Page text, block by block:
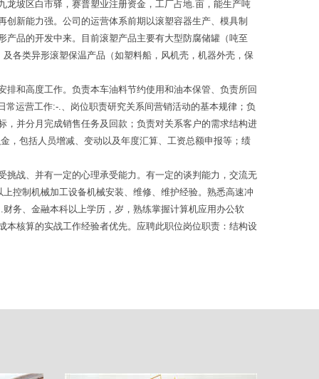
坡区白市驿，赛普塑业注册资金，工厂占地.亩，能生产吨
新能力强。公司的运营体系前期以滚塑容器生产、模具制
品的开发中来。目前滚塑产品主要有大型防腐储罐（吨至
各类异形滚塑保温产品（如塑料船，风机壳，机器外壳，保
和高度工作。负责本车油料节约使用和油本保管、负责所回
运营工作:-.、岗位职责研究关系间营销活动的基本规律；负
并分月完成销售任务及回款；负责对关系客户的需求结构进
，包括人员增减、变动以及年度汇算、工资总额申报等；绩
战、并有一定的心理承受能力。有一定的谈判能力，交流无
控制机械加工设备机械安装、维修、维护经验。熟悉高速冲
务、金融本科以上学历，岁，熟练掌握计算机应用办公软
核算的实战工作经验者优先。应聘此职位岗位职责：结构设